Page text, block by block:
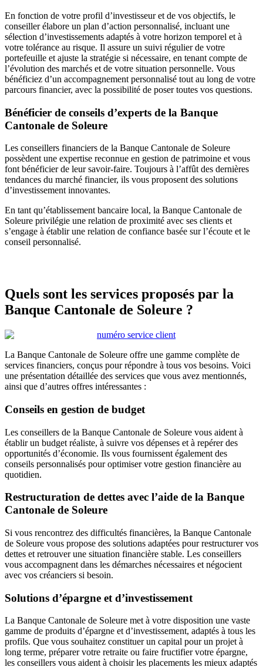
En fonction de votre profil d’investisseur et de vos objectifs, le
conseiller élabore un plan d’action personnalisé, incluant une
sélection d’investissements adaptés à votre horizon temporel et à
votre tolérance au risque. Il assure un suivi régulier de votre
portefeuille et ajuste la stratégie si nécessaire, en tenant compte de
l’évolution des marchés et de votre situation personnelle. Vous
bénéficiez d’un accompagnement personnalisé tout au long de votre
parcours financier, avec la possibilité de poser toutes vos questions.
Bénéficier de conseils d’experts de la Banque
Cantonale de Soleure
Les conseillers financiers de la Banque Cantonale de Soleure
possèdent une expertise reconnue en gestion de patrimoine et vous
font bénéficier de leur savoir-faire. Toujours à l’affût des dernières
tendances du marché financier, ils vous proposent des solutions
d’investissement innovantes.
En tant qu’établissement bancaire local, la Banque Cantonale de
Soleure privilégie une relation de proximité avec ses clients et
s’engage à établir une relation de confiance basée sur l’écoute et le
conseil personnalisé.
Quels sont les services proposés par la
Banque Cantonale de Soleure ?
La Banque Cantonale de Soleure offre une gamme complète de
services financiers, conçus pour répondre à tous vos besoins. Voici
une présentation détaillée des services que vous avez mentionnés,
ainsi que d’autres offres intéressantes :
Conseils en gestion de budget
Les conseillers de la Banque Cantonale de Soleure vous aident à
établir un budget réaliste, à suivre vos dépenses et à repérer des
opportunités d’économie. Ils vous fournissent également des
conseils personnalisés pour optimiser votre gestion financière au
quotidien.
Restructuration de dettes avec l’aide de la Banque
Cantonale de Soleure
Si vous rencontrez des difficultés financières, la Banque Cantonale
de Soleure vous propose des solutions adaptées pour restructurer vos
dettes et retrouver une situation financière stable. Les conseillers
vous accompagnent dans les démarches nécessaires et négocient
avec vos créanciers si besoin.
Solutions d’épargne et d’investissement
La Banque Cantonale de Soleure met à votre disposition une vaste
gamme de produits d’épargne et d’investissement, adaptés à tous les
profils. Que vous souhaitez constituer un capital pour un projet à
long terme, préparer votre retraite ou faire fructifier votre épargne,
les conseillers vous aident à choisir les placements les mieux adaptés